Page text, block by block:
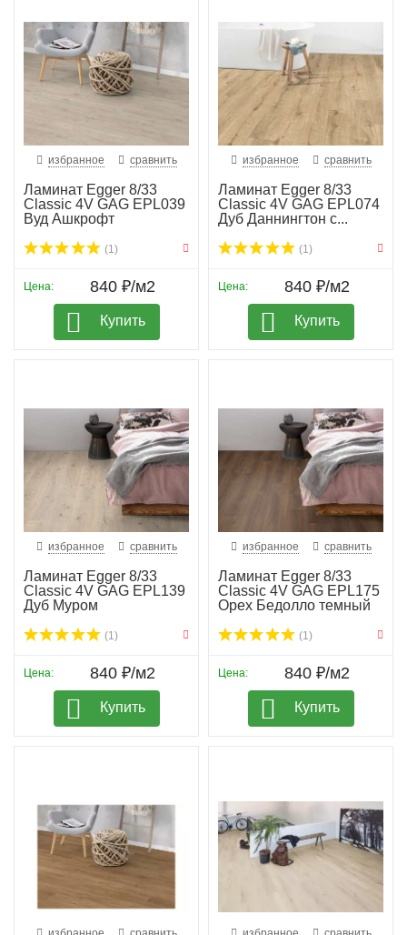
избранное сравнить
Ламинат Egger 8/33
Classic 4V GAG EPL039
Вуд Ашкрофт
(1)
Цена: 840 ₽/м2
Купить
избранное сравнить
Ламинат Egger 8/33
Classic 4V GAG EPL074
Дуб Даннингтон с...
(1)
Цена: 840 ₽/м2
Купить
избранное сравнить
Ламинат Egger 8/33
Classic 4V GAG EPL139
Дуб Муром
(1)
Цена: 840 ₽/м2
Купить
избранное сравнить
Ламинат Egger 8/33
Classic 4V GAG EPL175
Орех Бедолло темный
(1)
Цена: 840 ₽/м2
Купить